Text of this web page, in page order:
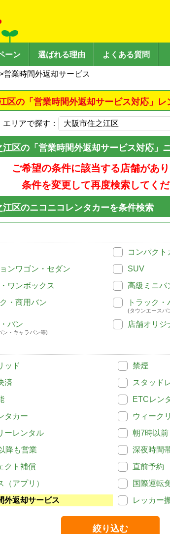
ーン 選ばれる理由 よくある質問
営業時間外返却サービス
区の「営業時間外返却サービス対応」レ
エリアで探す：
江区の「営業時間外返却サービス対応」
ご希望の条件に該当する店舗があり
条件を変更して再度検索してくだ
江区のニコニコレンタカーを条件検索
コンパクト
ンワゴン・セダン
SUV
ワンボックス
高級ミニバ
・商用バン
トラック・
(タウンエースバ
バン
ン・キャラバン等)
店舗オリジ
ッド
禁煙
済
スタッド
ETCレン
タカー
ウィーク
ーレンタル
朝7時以前
降も営業
深夜時間
クト補償
直前予約
（アプリ）
国際運転
外返却サービス
レッカー
絞り込む